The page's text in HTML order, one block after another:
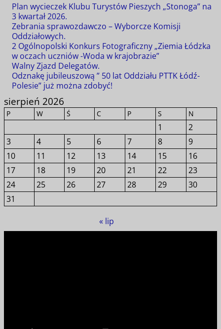
Plan wycieczek Klubu Turystów Pieszych „Stonoga” na
3 kwartał 2026.
Zebrania sprawozdawczo – Wyborcze Komisji
Oddziałowych.
2 Ogólnopolski Konkurs Fotograficzny „Ziemia Łódzka
w oczach uczniów -Woda w krajobrazie”
Walny Zjazd Delegatów.
Odznakę jubileuszową ” 50 lat Oddziału PTTK Łódź-
Polesie” już można zdobyć!
sierpień 2026
P W Ś C P S N
1
2
3
4 5 6 7 8
9
10
11 12 13 14 15
16
17
18 19 20 21 22
23
24
25 26 27 28 29
30
31
« lip